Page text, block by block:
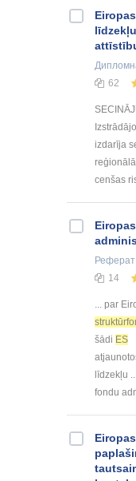
62
izdarīja
cenšas
Реферат
14
... par
šādi ES
līdzekļu
fondu